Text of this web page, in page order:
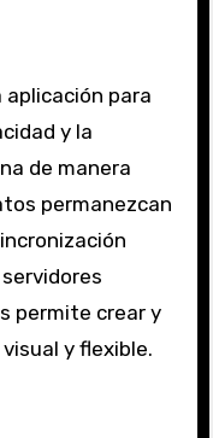
aplicación para
y la
de manera
permanezcan
permite crear y
y flexible.